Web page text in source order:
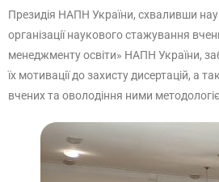
Президія НАПН України, схваливши
організації наукового стажування
менеджменту освіти» НАПН України,
їх мотивації до захисту дисертацій, а
вчених та оволодіння ними